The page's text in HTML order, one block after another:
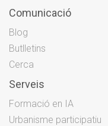
Comunicació
Blog
Butlletins
Cerca
Serveis
Formació en IA
Urbanisme participatiu